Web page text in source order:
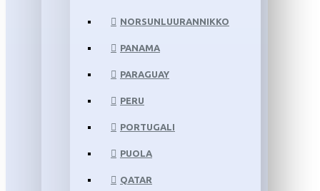
NORSUNLUURANNIKKO
PANAMA
PARAGUAY
PERU
PORTUGALI
PUOLA
QATAR